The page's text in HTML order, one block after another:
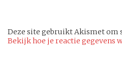
Deze site gebruikt Akismet om
Bekijk hoe je reactie gegevens